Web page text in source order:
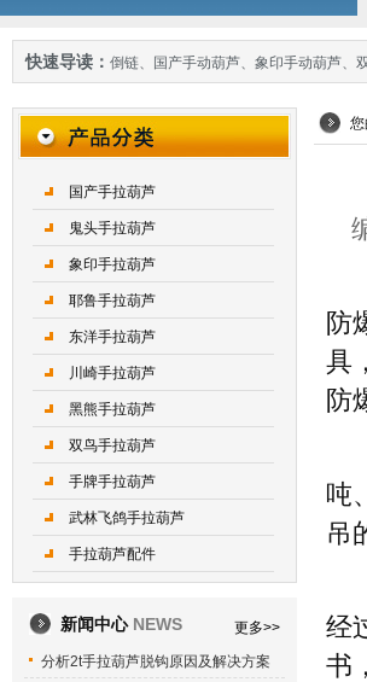
快速导读： 倒链、 国产手动葫芦、 象印手动葫芦、
您
防
具
防
吨
吊
经
书
国产手拉葫芦
鬼头手拉葫芦
象印手拉葫芦
耶鲁手拉葫芦
东洋手拉葫芦
川崎手拉葫芦
黑熊手拉葫芦
双鸟手拉葫芦
手牌手拉葫芦
武林飞鸽手拉葫芦
手拉葫芦配件
新闻中心 NEWS
更多>>
分析2t手拉葫芦脱钩原因及解决方案